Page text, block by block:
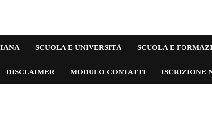
SCUOLA E UNIVERSITÀ SCUOLA E
DISCLAIMER MODULO CONTATTI ISCRIZIONE